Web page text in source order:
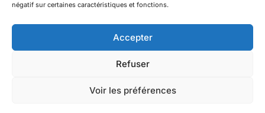
négatif sur certaines caractéristiques et fonctions.
Accepter
Refuser
Voir les préférences
Tous droits réservés.